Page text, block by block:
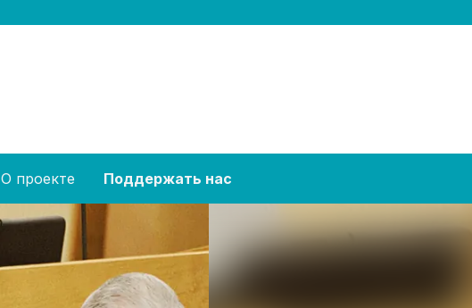
О проекте Поддержать нас